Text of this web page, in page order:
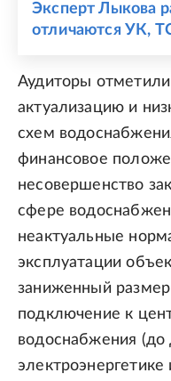
Эксперт Лыкова
отличаются УК,
Аудиторы
актуализацию и
схем
финансовое
несовершенство
сфере
неактуальные
эксплуатации
заниженный
подключение к
водоснабжения (до